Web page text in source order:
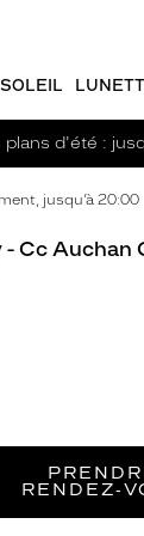
plans d'été :
jusqu’à 20:00
Cc Auchan